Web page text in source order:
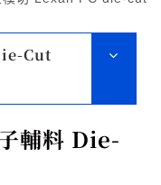
Cut
輔料 Die-